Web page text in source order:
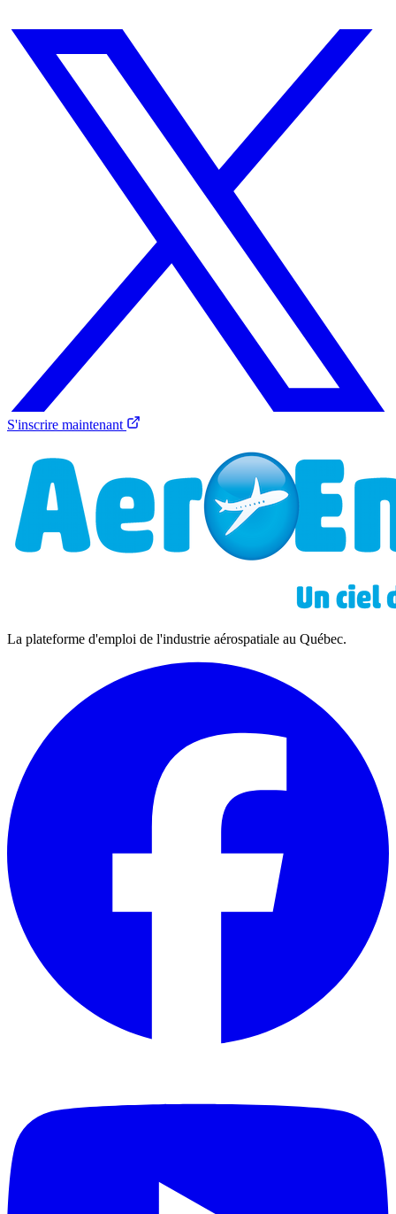
S'inscrire maintenant
La plateforme d'emploi de l'industrie aérospatiale au Québec.